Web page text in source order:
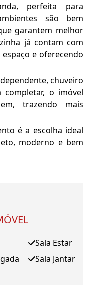
perfeita para
são bem
garantem melhor
já contam com
e oferecendo
chuveiro
o imóvel
trazendo mais
é a escolha ideal
moderno e bem
Sala Estar
Sala Jantar